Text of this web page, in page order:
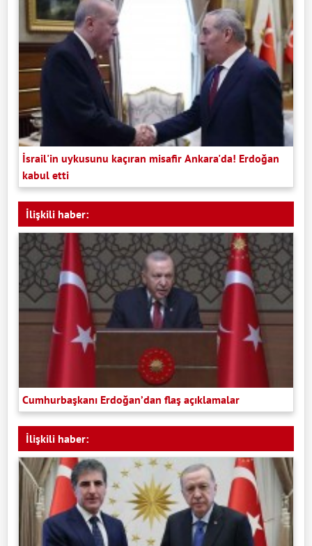
İsrail'in uykusunu kaçıran misafir Ankara'da! Erdoğan
kabul etti
İlişkili haber:
Cumhurbaşkanı Erdoğan’dan flaş açıklamalar
İlişkili haber: